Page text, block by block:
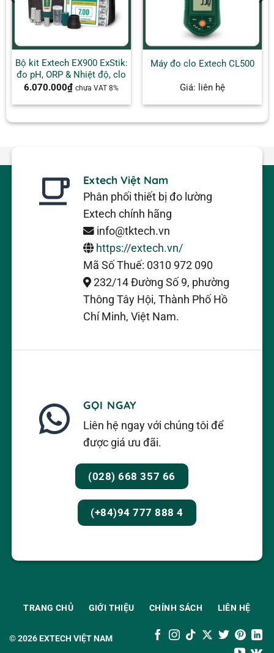
Bộ kit Extech EX900 ExStik:
đo pH, ORP & Nhiệt độ, clo
6.070.000₫ chưa VAT 8%
Máy đo clo Extech CL500
Giá: liên hệ
Extech Việt Nam
Phân phối thiết bị đo lường
Extech chính hãng
info@tktech.vn
https://extech.vn/
Mã Số Thuế: 0310 972 090
232/14 Đường Số 9, phường
Thông Tây Hội, Thành Phố Hồ
Chí Minh, Việt Nam.
GỌI NGAY
Liên hệ ngay với chúng tôi để
được giá ưu đãi.
(028) 668 357 66
(+84)94 777 888 4
© 2026EXTECH VIỆT NAM
TRANG CHỦ GIỚI THIỆU CHÍNH SÁCH LIÊN HỆ